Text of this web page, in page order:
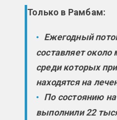
Только в Рамбам:
Ежегодный
составляет около
среди которых
находятся на
По состоянию
выполнили 22